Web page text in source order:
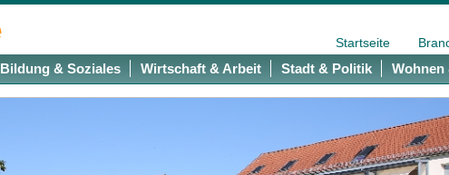
Startseite
Bildung & Soziales Wirtschaft & Arbeit Stadt & Politik Wohnen